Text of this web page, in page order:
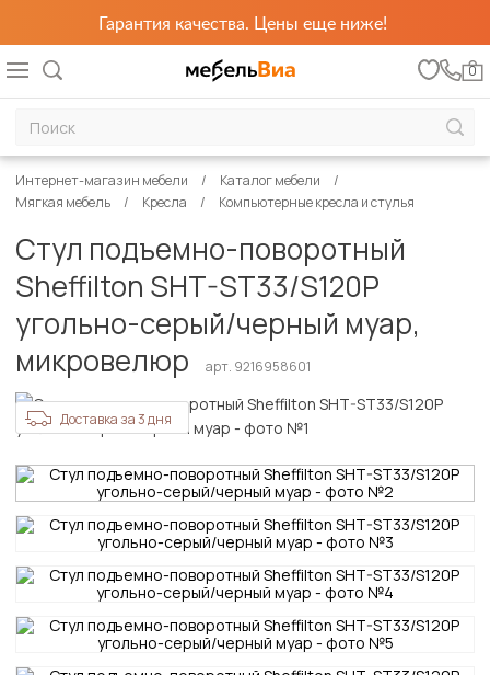
Гарантия качества. Цены еще ниже!
0
Интернет-магазин мебели
Каталог мебели
Мягкая мебель
Кресла Компьютерные кресла и стулья
Стул подъемно-поворотный
Sheffilton SHT-ST33/S120P
угольно-серый/черный муар,
микровелюр
арт. 9216958601
Доставка за 3 дня